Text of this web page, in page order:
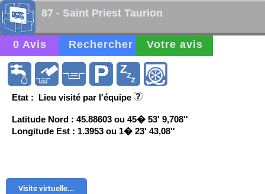
87 - Saint Priest Taurion
0 Avis Rechercher Votre avis
Etat : Lieu visité par l'équipe
Latitude Nord : 45.88603 ou 45� 53' 9,708''
Longitude Est : 1.3953 ou 1� 23' 43,08''
Visite virtuelle...